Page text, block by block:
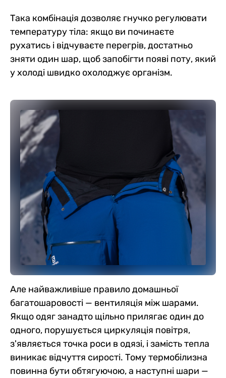
Така комбінація дозволяє гнучко регулювати
температуру тіла: якщо ви починаєте
рухатись і відчуваєте перегрів, достатньо
зняти один шар, щоб запобігти появі поту, який
у холоді швидко охолоджує організм.
Але найважливіше правило домашньої
багатошаровості — вентиляція між шарами.
Якщо одяг занадто щільно прилягає один до
одного, порушується циркуляція повітря,
з'являється точка роси в одязі, і замість тепла
виникає відчуття сирості. Тому термобілизна
повинна бути обтягуючою, а наступні шари —